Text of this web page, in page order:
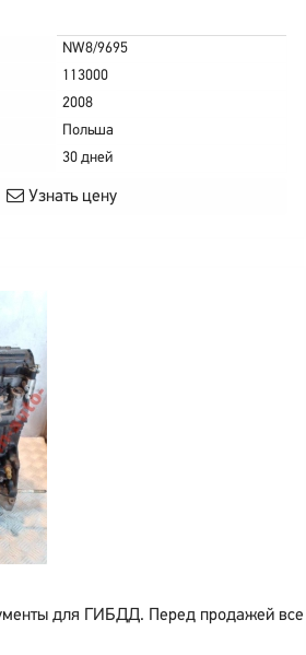
NW8/9695
113000
2008
Польша
30 дней
Узнать цену
для ГИБДД. Перед продажей все